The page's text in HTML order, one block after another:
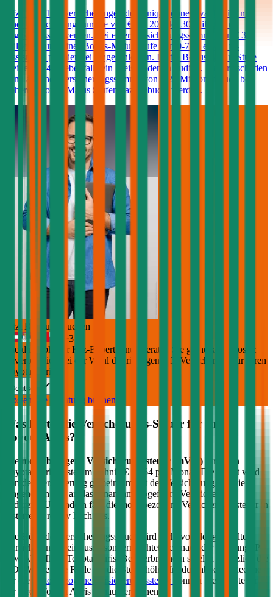
Kfz-Haftpflichtversicherungen der Uniqa können wahlweise mit
einer Versicherungssumme von € 10, 20 oder 30 Millionen
abgeschlossen werden. Bei einer Versicherungssumme von € 30
Millionen und einer Bonus-Malus Stufe von 0-7 ist eine Kfz-
Assistance prämienfrei eingeschlossen. Ist die Bonus-Malus Stufe
kleiner als 4 ist ebenfalls ein Freischaden inkludiert. Ein Freischaden
kann ab einer Versicherungssumme von € 20 Millionen auch bei
höheren Bonus-Malus Stufen dazugebucht werden.
Jetzt Beratung buchen
+3
Die durchblicker Kfz-Expert:innen beraten Sie gerne kostenlos &
unverbindlich bei der Wahl der richtigen Kfz-Versicherung für Ihren
Toyota Auris
Deutsch
Kostenlose Beratung buchen
Was kostet die Versicherungs-Steuer für einen
Toyota
Auris?
Die motorbezogene Versicherungssteuer (mVSt) für einen
Toyota
Auris kostet im Schnitt € 28,64 pro Monat. Die mVSt wird
von der Versicherung gemeinsam mit der Versicherungsprämie
eingehoben und an das Finanzamt abgeführt. Verglichen mit
anderen EU-Ländern fällt die motorbezogene Versicherungssteuer in
Österreich relativ hoch aus.
Die Höhe der Versicherungssteuer wird nicht von der gewählten
Versicherung beeinflusst, sondern richtet sich nach der Leistung (PS
bzw. kW) Ihres Toyota Auris . Bei Verbrennern spielen zusätzlich die
CO2-Werte eine Rolle für die Steuerhöhe. Im durchblicker Rechner
für die
motorbezogene Versicherungssteuer
können Sie die Steuer
für Ihren
Toyota Auris genau berechnen.